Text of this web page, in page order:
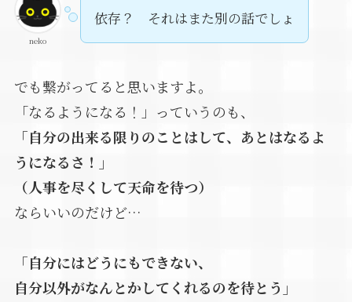
neko
依存？ それはまた別の話でしょ
でも繋がってると思いますよ。
「なるようになる！」っていうのも、
「自分の出来る限りのことはして、あとはなるよ
うになるさ！」
（人事を尽くして天命を待つ）
ならいいのだけど…
「自分にはどうにもできない、
自分以外がなんとかしてくれるのを待とう」